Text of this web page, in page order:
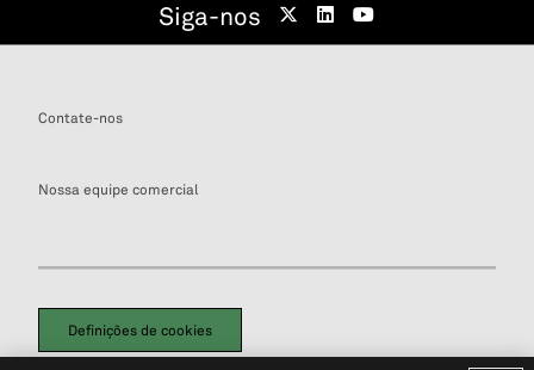
Siga-nos
Contate-nos
Nossa equipe comercial
Definições de cookies